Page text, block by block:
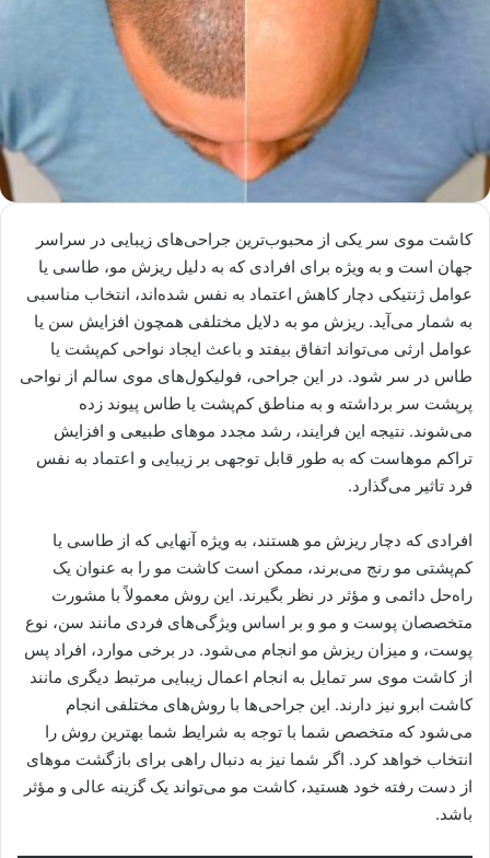
کاشت موی سر یکی از محبوب‌ترین جراحی‌های زیبایی در سراسر
جهان است و به ویژه برای افرادی که به دلیل ریزش مو، طاسی یا
عوامل ژنتیکی دچار کاهش اعتماد به نفس شده‌اند، انتخاب مناسبی
به شمار می‌آید. ریزش مو به دلایل مختلفی همچون افزایش سن یا
عوامل ارثی می‌تواند اتفاق بیفتد و باعث ایجاد نواحی کم‌پشت یا
طاس در سر شود. در این جراحی، فولیکول‌های موی سالم از نواحی
پرپشت سر برداشته و به مناطق کم‌پشت یا طاس پیوند زده
می‌شوند. نتیجه این فرایند، رشد مجدد موهای طبیعی و افزایش
تراکم موهاست که به طور قابل توجهی بر زیبایی و اعتماد به نفس
فرد تاثیر می‌گذارد.
افرادی که دچار ریزش مو هستند، به ویژه آنهایی که از طاسی یا
کم‌پشتی مو رنج می‌برند، ممکن است کاشت مو را به عنوان یک
راه‌حل دائمی و مؤثر در نظر بگیرند. این روش معمولاً با مشورت
متخصصان پوست و مو و بر اساس ویژگی‌های فردی مانند سن، نوع
پوست، و میزان ریزش مو انجام می‌شود. در برخی موارد، افراد پس
از کاشت موی سر تمایل به انجام اعمال زیبایی مرتبط دیگری مانند
کاشت ابرو نیز دارند. این جراحی‌ها با روش‌های مختلفی انجام
می‌شود که متخصص شما با توجه به شرایط شما بهترین روش را
انتخاب خواهد کرد. اگر شما نیز به دنبال راهی برای بازگشت موهای
از دست رفته خود هستید، کاشت مو می‌تواند یک گزینه عالی و مؤثر
باشد.